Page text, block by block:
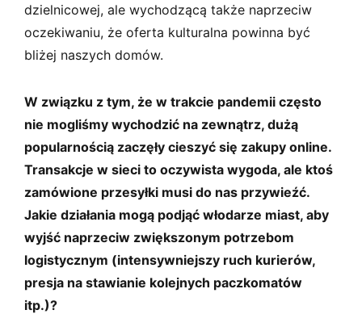
dzielnicowej, ale wychodzącą także naprzeciw
oczekiwaniu, że oferta kulturalna powinna być
bliżej naszych domów.
W związku z tym, że w trakcie pandemii często
nie mogliśmy wychodzić na zewnątrz, dużą
popularnością zaczęły cieszyć się zakupy online.
Transakcje w sieci to oczywista wygoda, ale ktoś
zamówione przesyłki musi do nas przywieźć.
Jakie działania mogą podjąć włodarze miast, aby
wyjść naprzeciw zwiększonym potrzebom
logistycznym (intensywniejszy ruch kurierów,
presja na stawianie kolejnych paczkomatów
itp.)?